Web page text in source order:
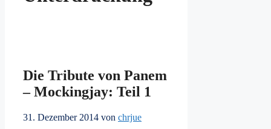
Die Tribute von Panem
– Mockingjay: Teil 1
31. Dezember 2014 von chrjue